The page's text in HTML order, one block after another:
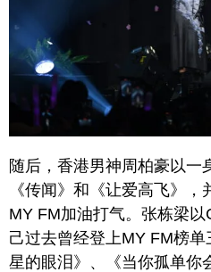
随后，香港男神周柏豪以一
《传闻》和《让爱高飞》
MY FM加油打气。张栋梁
己过去曾经登上MY FM榜
星的眼泪》、《当你孤单你